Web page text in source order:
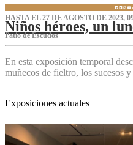
HASTA EL 27 DE AGOSTO DE 2023,
Niños héroes, un
Patio de Escudos
En esta exposición temporal
muñecos de fieltro, los sucesos
Exposiciones actuales